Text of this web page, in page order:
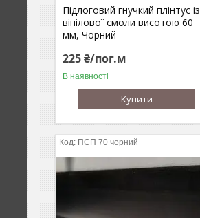
Підлоговий гнучкий плінтус із
вінілової смоли висотою 60
мм, Чорний
225 ₴/пог.м
В наявності
Купити
ПСП 70 чорний